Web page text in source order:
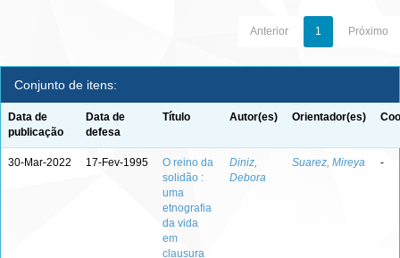
Anterior 1 Próximo
Conjunto de itens:
Data de
publicação
Data de
defesa
Título Autor(es) Orientador(es)
30-Mar-2022 17-Fev-1995
O reino da
solidão :
uma
etnografia
da vida
em
clausura
Diniz,
Debora
Suarez, Mireya -